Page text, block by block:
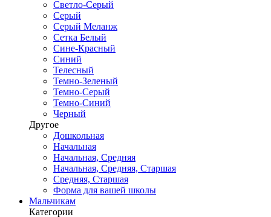
Светло-Серый
Серый
Серый Меланж
Сетка Белый
Сине-Красный
Синий
Телесный
Темно-Зеленый
Темно-Серый
Темно-Синий
Черный
Другое
Дошкольная
Начальная
Начальная, Средняя
Начальная, Средняя, Старшая
Средняя, Старшая
Форма для вашей школы
Мальчикам
Категории